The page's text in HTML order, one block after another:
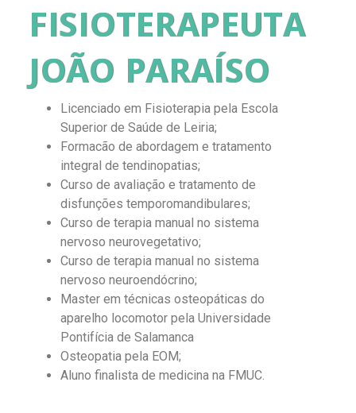
FISIOTERAPEUTA
JOÃO PARAÍSO
Licenciado em Fisioterapia pela Escola
Superior de Saúde de Leiria;
Formacão de abordagem e tratamento
integral de tendinopatias;
Curso de avaliação e tratamento de
disfunções temporomandibulares;
Curso de terapia manual no sistema
nervoso neurovegetativo;
Curso de terapia manual no sistema
nervoso neuroendócrino;
Master em técnicas osteopáticas do
aparelho locomotor pela Universidade
Pontifícia de Salamanca
Osteopatia pela EOM;
Aluno finalista de medicina na FMUC.